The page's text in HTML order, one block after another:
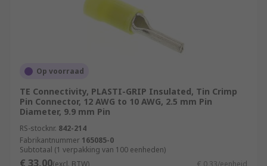
Op voorraad
TE Connectivity, PLASTI-GRIP Insulated, Tin Crimp
Pin Connector, 12 AWG to 10 AWG, 2.5 mm Pin
Diameter, 9.9 mm Pin
RS-stocknr. 842-214
Fabrikantnummer 165085-0
Subtotaal (1 verpakking van 100 eenheden)
€ 33,00(excl. BTW) € 0,33/eenheid